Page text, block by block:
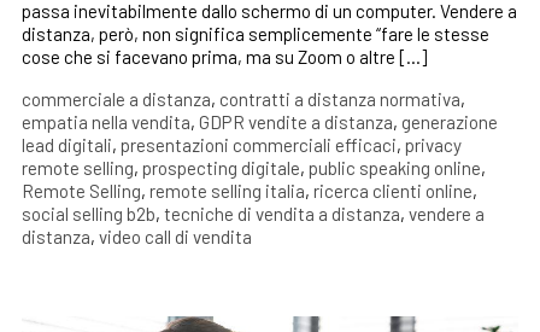
passa inevitabilmente dallo schermo di un computer. Vendere a
distanza, però, non significa semplicemente “fare le stesse
cose che si facevano prima, ma su Zoom o altre […]
commerciale a distanza, contratti a distanza normativa,
empatia nella vendita, GDPR vendite a distanza, generazione
lead digitali, presentazioni commerciali efficaci, privacy
remote selling, prospecting digitale, public speaking online,
Remote Selling, remote selling italia, ricerca clienti online,
social selling b2b, tecniche di vendita a distanza, vendere a
distanza, video call di vendita